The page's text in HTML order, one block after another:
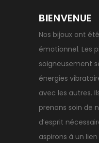
BIENVENUE
Nos bijoux ont
émotionnel. Les
soigneusement
énergies
avec les autres.
prenons soin de
d’esprit
aspirons à un